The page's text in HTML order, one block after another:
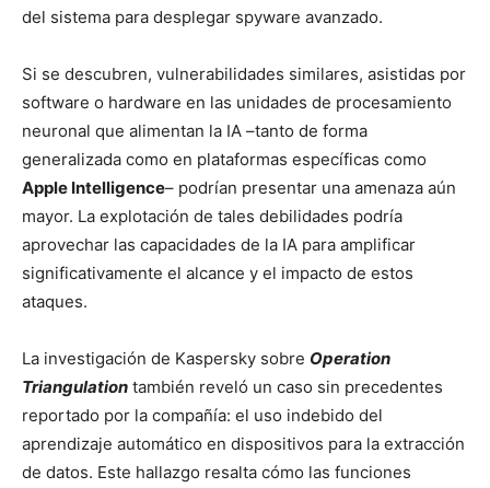
del sistema para desplegar spyware avanzado.
Si se descubren, vulnerabilidades similares, asistidas por
software o hardware en las unidades de procesamiento
neuronal que alimentan la IA –tanto de forma
generalizada como en plataformas específicas como
Apple Intelligence– podrían presentar una amenaza aún
mayor. La explotación de tales debilidades podría
aprovechar las capacidades de la IA para amplificar
significativamente el alcance y el impacto de estos
ataques.
La investigación de Kaspersky sobre Operation
Triangulation también reveló un caso sin precedentes
reportado por la compañía: el uso indebido del
aprendizaje automático en dispositivos para la extracción
de datos. Este hallazgo resalta cómo las funciones